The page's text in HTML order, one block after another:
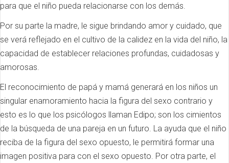
para que el niño pueda relacionarse con los demás.
Por su parte la madre, le sigue brindando amor y cuidado, que
se verá reflejado en el cultivo de la calidez en la vida del niño, la
capacidad de establecer relaciones profundas, cuidadosas y
amorosas.
El reconocimiento de papá y mamá generará en los niños un
singular enamoramiento hacia la figura del sexo contrario y
esto es lo que los psicólogos llaman Edipo; son los cimientos
de la búsqueda de una pareja en un futuro. La ayuda que el niño
reciba de la figura del sexo opuesto, le permitirá formar una
imagen positiva para con el sexo opuesto. Por otra parte, el